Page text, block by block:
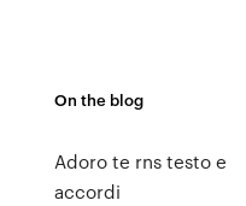
On the blog
Adoro te rns testo e
accordi